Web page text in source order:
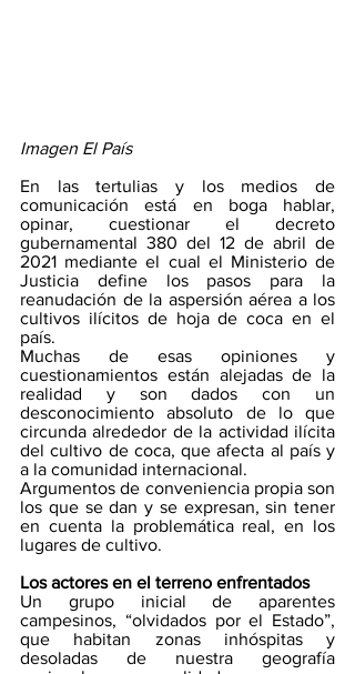
Imagen El País
En las tertulias y los medios de
comunicación está en boga hablar,
opinar, cuestionar el decreto
gubernamental 380 del 12 de abril de
2021 mediante el cual el Ministerio de
Justicia define los pasos para la
reanudación de la aspersión aérea a los
cultivos ilícitos de hoja de coca en el
país.
Muchas de esas opiniones y
cuestionamientos están alejadas de la
realidad y son dados con un
desconocimiento absoluto de lo que
circunda alrededor de la actividad ilícita
del cultivo de coca, que afecta al país y
a la comunidad internacional.
Argumentos de conveniencia propia son
los que se dan y se expresan, sin tener
en cuenta la problemática real, en los
lugares de cultivo.
Los actores en el terreno enfrentados
Un grupo inicial de aparentes
campesinos, “olvidados por el Estado”,
que habitan zonas inhóspitas y
desoladas de nuestra geografía